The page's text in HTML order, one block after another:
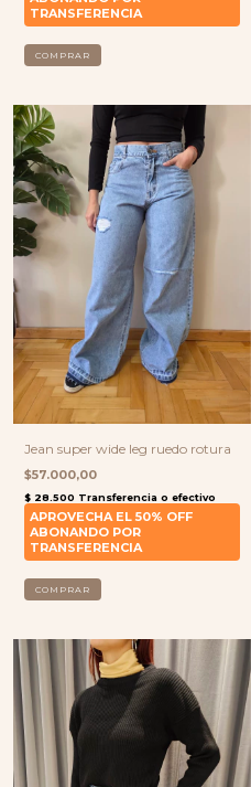
COMPRAR
Jean super wide leg ruedo rotura
$57.000,00
COMPRAR